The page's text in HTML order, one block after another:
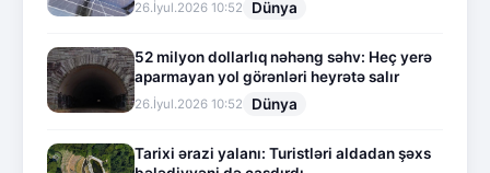
26.İyul.2026 10:52 Dünya
52 milyon dollarlıq nəhəng səhv: Heç yerə
aparmayan yol görənləri heyrətə salır
26.İyul.2026 10:52 Dünya
Tarixi ərazi yalanı: Turistləri aldadan şəxs